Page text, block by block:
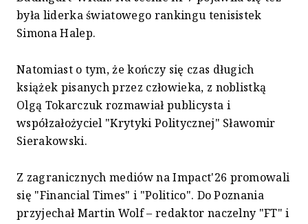
była liderka światowego rankingu tenisistek
Simona Halep.
Natomiast o tym, że kończy się czas długich
książek pisanych przez człowieka, z noblistką
Olgą Tokarczuk rozmawiał publicysta i
współzałożyciel "Krytyki Politycznej" Sławomir
Sierakowski.
Z zagranicznych mediów na Impact'26 promowali
się "Financial Times" i "Politico". Do Poznania
przyjechał Martin Wolf – redaktor naczelny "FT" i